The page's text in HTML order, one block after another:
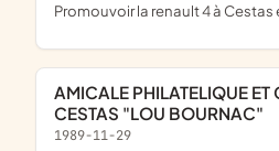
promouvoir la renault 4 à
AMICALE PHILATELIQUE ET CARTOPHILE DE
CESTAS "LOU BOURNAC"
1989-11-29